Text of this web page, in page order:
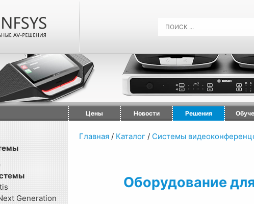
Цены Новости Решения
Generation
Главная / Каталог / Системы
Оборудование